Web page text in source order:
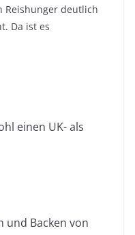
Reishunger deutlich
Da ist es
einen UK- als
und Backen von